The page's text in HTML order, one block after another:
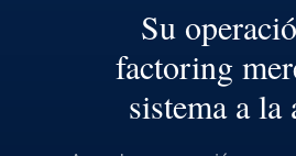
Su
factoring
sistema a la